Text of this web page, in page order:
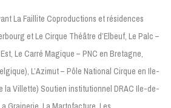
La Faillite Coproductions et résidences
et Le Cirque Théâtre d’Elbeuf, Le Palc –
Le Carré Magique – PNC en Bretagne,
L’Azimut – Pôle National Cirque en Ile-
la Villette) Soutien institutionnel DRAC Ile-de-